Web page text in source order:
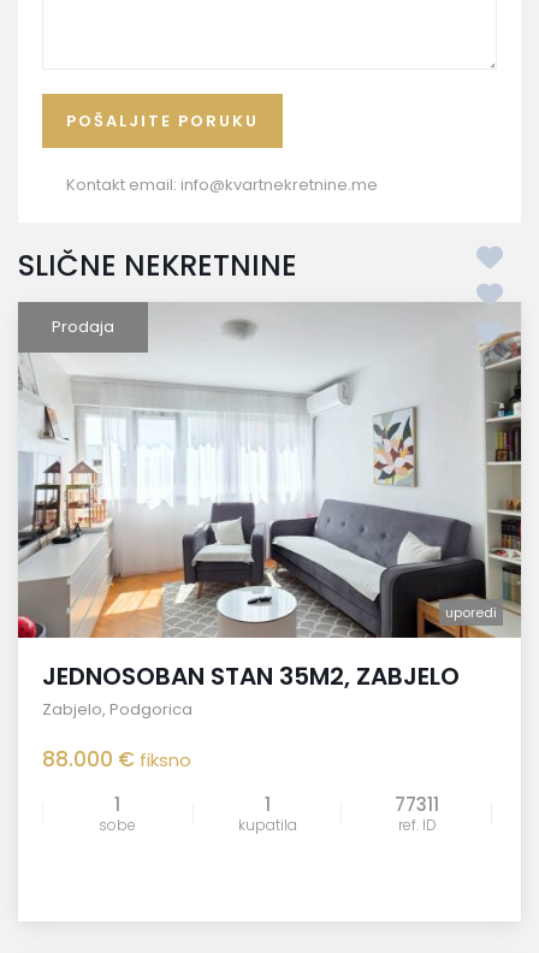
Kontakt email: info@kvartnekretnine.me
SLIČNE NEKRETNINE
Prodaja
uporedi
JEDNOSOBAN STAN 35M2, ZABJELO
Zabjelo, Podgorica
88.000 € fiksno
1
sobe
1
kupatila
77311
ref. ID